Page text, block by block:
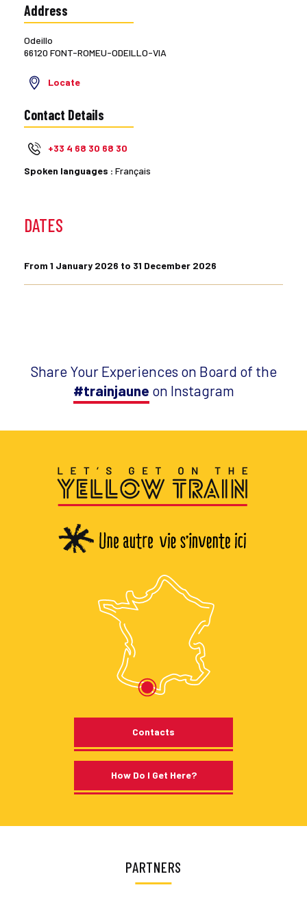
Address
Odeillo
66120 FONT-ROMEU-ODEILLO-VIA
Locate
Contact Details
+33 4 68 30 68 30
Spoken languages : Français
DATES
From 1 January 2026 to 31 December 2026
Share Your Experiences on Board of the
#trainjaune on Instagram
Contacts
How Do I Get Here?
PARTNERS